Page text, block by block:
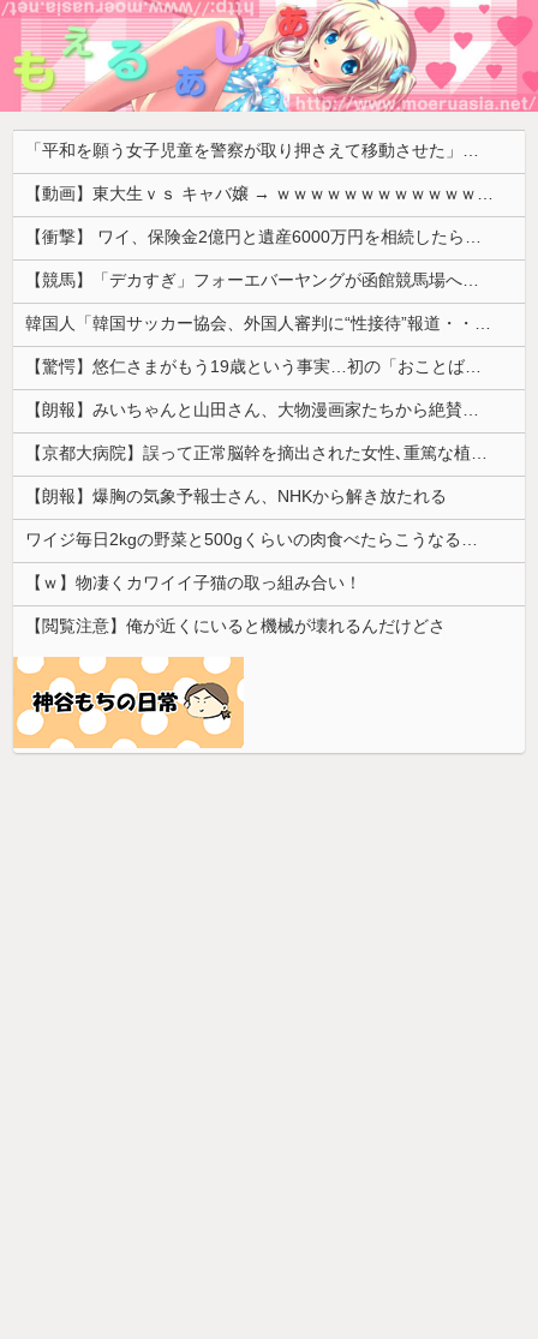
「平和を願う女子児童を警察が取り押さえて移動させた」と市民団体が告発、「児童……どこ？」とガチで困惑する人が続出
【動画】東大生ｖｓ キャバ嬢 → ｗｗｗｗｗｗｗｗｗｗｗｗｗｗｗｗｗｗ
【衝撃】 ワイ、保険金2億円と遺産6000万円を相続したら「こう」なった・・・
【競馬】「デカすぎ」フォーエバーヤングが函館競馬場へ入厩 573キロ 矢作師「もう1段パワーアップ」
韓国人「韓国サッカー協会、外国人審判に“性接待”報道・・・」→「2002年の審判買収が事実だったのか？」「日本人が言ってたこと正しかったね・・・...
【驚愕】悠仁さまがもう19歳という事実…初の「おことば」にネット民驚嘆
【朗報】みいちゃんと山田さん、大物漫画家たちから絶賛されるｗｗｗｗ
【京都大病院】誤って正常脳幹を摘出された女性､重篤な植物状態だが意識は正常で何かを思考していると判明
【朗報】爆胸の気象予報士さん、NHKから解き放たれる
ワイジ毎日2kgの野菜と500gくらいの肉食べたらこうなるｗｗｗ
【ｗ】物凄くカワイイ子猫の取っ組み合い！
【閲覧注意】俺が近くにいると機械が壊れるんだけどさ